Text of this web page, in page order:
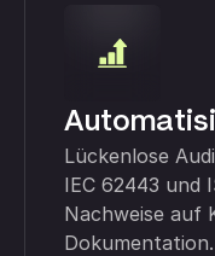
Lückenlose
IEC 62443 und
Nachweise auf
Dokumentation.